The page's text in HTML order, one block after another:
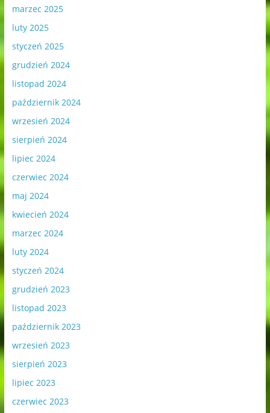
marzec 2025
luty 2025
styczeń 2025
grudzień 2024
listopad 2024
październik 2024
wrzesień 2024
sierpień 2024
lipiec 2024
czerwiec 2024
maj 2024
kwiecień 2024
marzec 2024
luty 2024
styczeń 2024
grudzień 2023
listopad 2023
październik 2023
wrzesień 2023
sierpień 2023
lipiec 2023
czerwiec 2023